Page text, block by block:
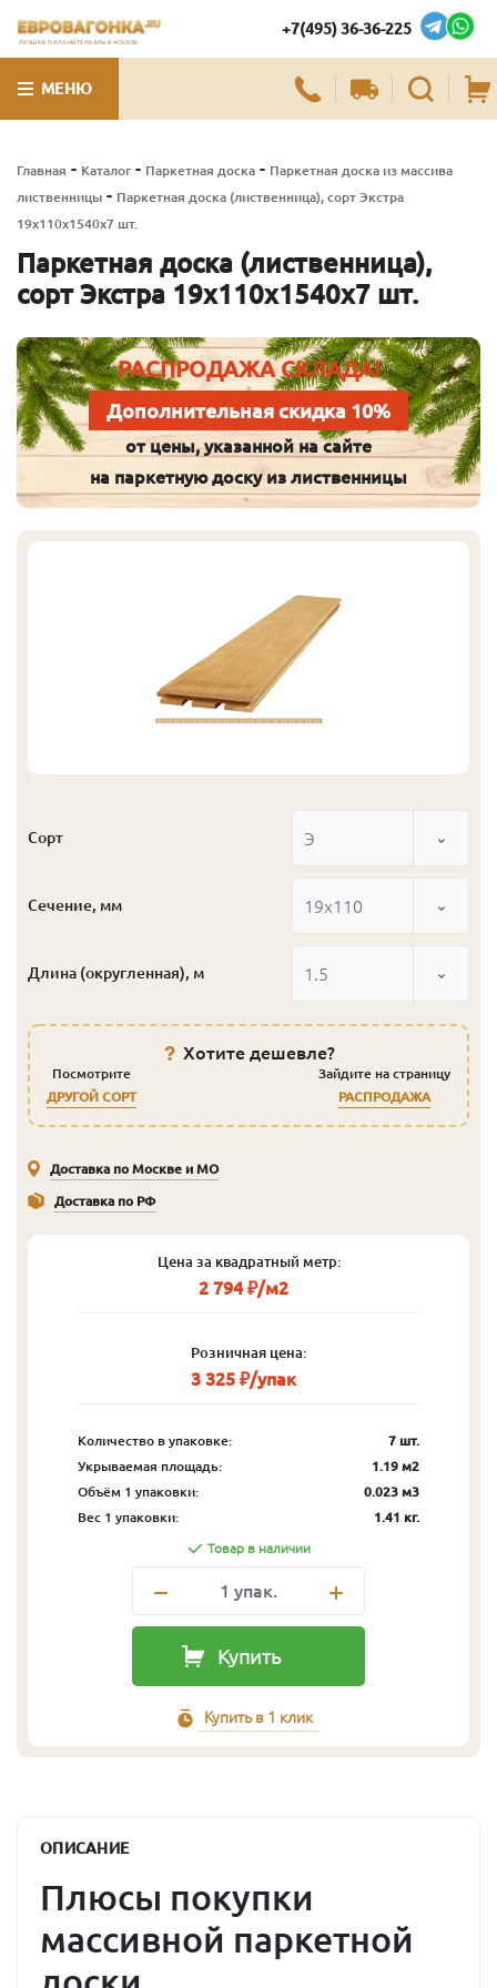
ЛУЧШИЕ ПИЛОМАТЕРИАЛЫ В МОСКВЕ
+7(495) 36-36-225
МЕНЮ
Главная - Каталог - Паркетная доска - Паркетная доска из массива
лиственницы - Паркетная доска (лиственница), сорт Экстра
19х110х1540х7 шт.
Паркетная доска (лиственница),
сорт Экстра 19х110х1540х7 шт.
РАСПРОДАЖА СКЛАДА!
Дополнительная скидка 10%
от цены, указанной на сайте
на паркетную доску из лиственницы
Сорт Э
Сечение, мм 19x110
Длина (округленная), м 1.5
Хотите дешевле?
Посмотрите
ДРУГОЙ СОРТ
Зайдите на страницу
РАСПРОДАЖА
Доставка по Москве и МО
Доставка по РФ
Цена за квадратный метр:
2 794 ₽/м2
Розничная цена:
3 325 ₽/упак
Количество в упаковке:
7 шт.
Укрываемая площадь:
1.19 м2
Объём 1 упаковки:
0.023 м3
Вес 1 упаковки:
1.41 кг.
Товар в наличии
1 упак.
Купить
Купить в 1 клик
ОПИСАНИЕ
Плюсы покупки
массивной паркетной